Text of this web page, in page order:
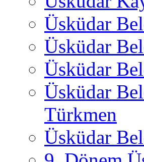
Üsküdar
Üsküdar
Üsküdar
Üsküdar
Türkmen
Üsküdar